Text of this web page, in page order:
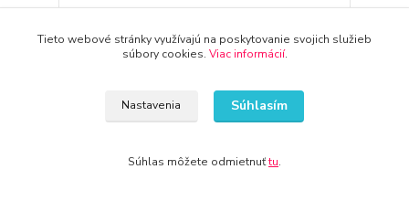
Tieto webové stránky využívajú na poskytovanie svojich služieb
súbory cookies. Viac informácií.
Nastavenia Súhlasím
Súhlas môžete odmietnuťtu.